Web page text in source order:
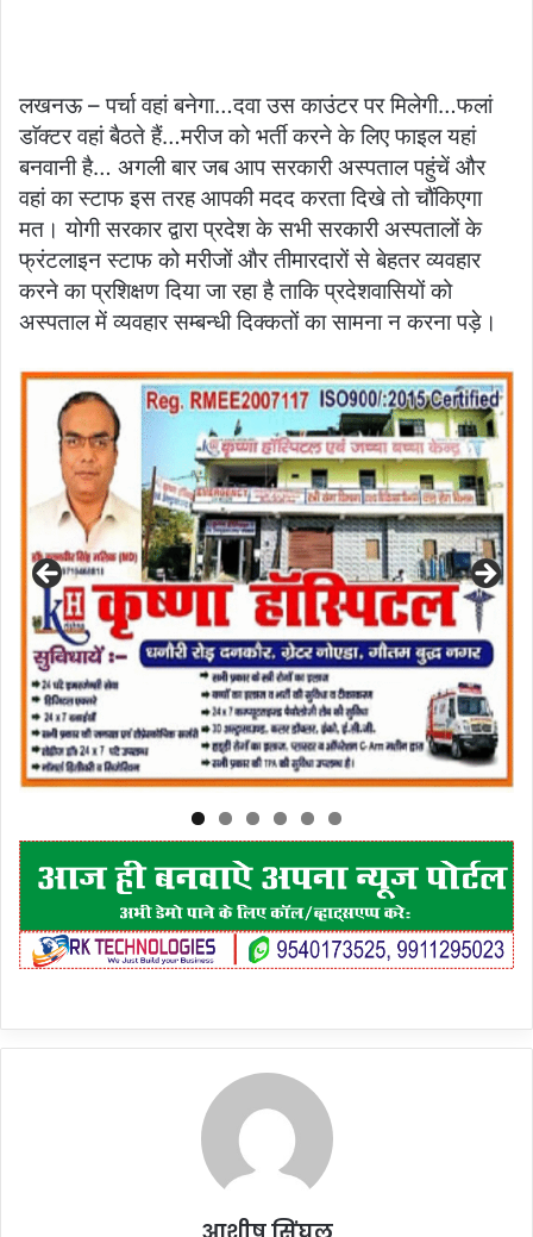
लखनऊ – पर्चा वहां बनेगा…दवा उस काउंटर पर मिलेगी…फलां
डाॅक्टर वहां बैठते हैं…मरीज को भर्ती करने के लिए फाइल यहां
बनवानी है… अगली बार जब आप सरकारी अस्पताल पहुंचें और
वहां का स्टाफ इस तरह आपकी मदद करता दिखे तो चौंकिएगा
मत। योगी सरकार द्वारा प्रदेश के सभी सरकारी अस्पतालों के
फ्रंटलाइन स्टाफ को मरीजों और तीमारदारों से बेहतर व्यवहार
करने का प्रशिक्षण दिया जा रहा है ताकि प्रदेशवासियों को
अस्पताल में व्यवहार सम्बन्धी दिक्कतों का सामना न करना पड़े।